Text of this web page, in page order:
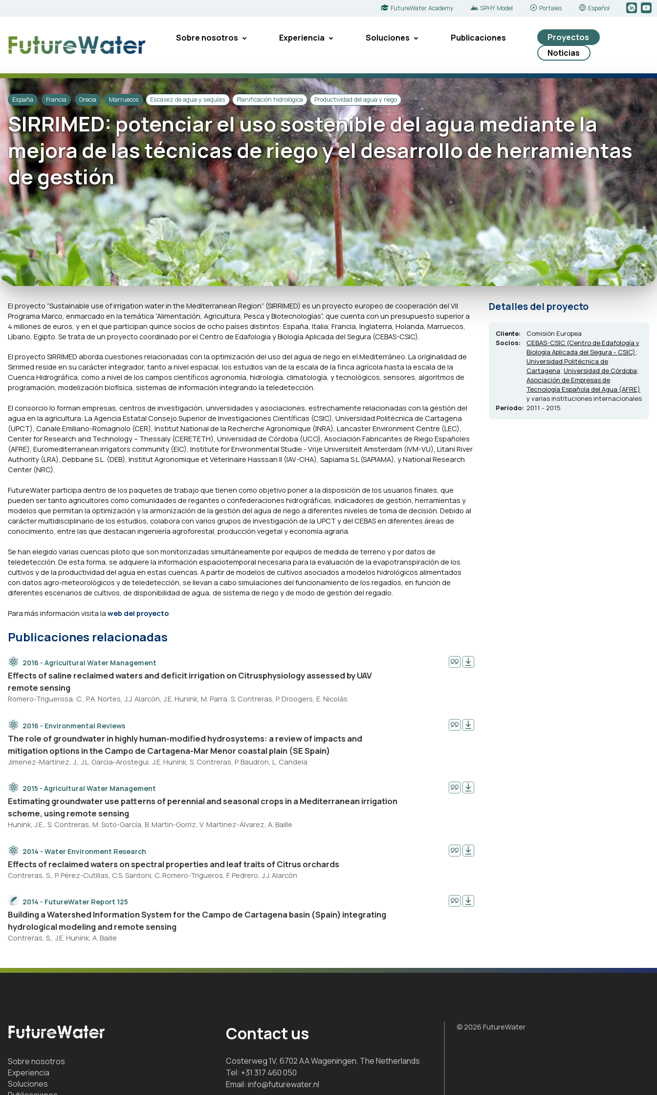
FutureWater Academy SPHY Model Portales Español
Sobre nosotros Experiencia Soluciones Publicaciones
Proyectos
Noticias
España Francia Grecia Marruecos Escasez de agua y sequías Planificación hidrológica Productividad del agua y riego
SIRRIMED: potenciar el uso sostenible del agua mediante la
mejora de las técnicas de riego y el desarrollo de herramientas
de gestión
El proyecto “Sustainable use of irrigation water in the Mediterranean Region” (SIRRIMED) es un proyecto europeo de cooperación del VII
Programa Marco, enmarcado en la temática “Alimentación, Agricultura, Pesca y Biotecnologías”, que cuenta con un presupuesto superior a
4 millones de euros, y en el que participan quince socios de ocho países distintos: España, Italia, Francia, Inglaterra, Holanda, Marruecos,
Líbano, Egipto. Se trata de un proyecto coordinado por el Centro de Edafología y Biología Aplicada del Segura (CEBAS-CSIC).
El proyecto SIRRIMED aborda cuestiones relacionadas con la optimización del uso del agua de riego en el Mediterráneo. La originalidad de
Sirrimed reside en su carácter integrador, tanto a nivel espacial, los estudios van de la escala de la finca agrícola hasta la escala de la
Cuenca Hidrográfica, como a nivel de los campos científicos agronomía, hidrología, climatología, y tecnológicos, sensores, algoritmos de
programación, modelización biofísica, sistemas de información integrando la teledetección.
El consorcio lo forman empresas, centros de investigación, universidades y asociaciones, estrechamente relacionadas con la gestión del
agua en la agricultura: La Agencia Estatal Consejo Superior de Investigaciones Científicas (CSIC), Universidad Politécnica de Cartagena
(UPCT), Canale Emiliano-Romagnolo (CER), Institut National de la Recherche Agronomique (INRA), Lancaster Environment Centre (LEC),
Center for Research and Technology – Thessaly (CERETETH), Universidad de Córdoba (UCO), Asociación Fabricantes de Riego Españoles
(AFRE), Euromediterranean irrigators community (EIC), Institute for Environmental Studie.- Vrije Universiteit Amsterdam (IVM-VU), Litani River
Authority (LRA), Debbane S.L. (DEB), Institut Agronomique et Véterinaire Hasssan II (IAV-CHA), Sapiama S.L (SAPIAMA), y National Research
Center (NRC).
FutureWater participa dentro de los paquetes de trabajo que tienen como objetivo poner a la disposición de los usuarios finales, que
pueden ser tanto agricultores como comunidades de regantes o confederaciones hidrográficas, indicadores de gestión, herramientas y
modelos que permitan la optimización y la armonización de la gestión del agua de riego a diferentes niveles de toma de decisión. Debido al
carácter multidisciplinario de los estudios, colabora con varios grupos de investigación de la UPCT y del CEBAS en diferentes áreas de
conocimiento, entre las que destacan ingeniería agroforestal, producción vegetal y economía agraria.
Se han elegido varias cuencas piloto que son monitorizadas simultáneamente por equipos de medida de terreno y por datos de
teledetección. De esta forma, se adquiere la información espaciotemporal necesaria para la evaluación de la evapotranspiración de los
cultivos y de la productividad del agua en estas cuencas. A partir de modelos de cultivos asociados a modelos hidrológicos alimentados
con datos agro-meteorológicos y de teledetección, se llevan a cabo simulaciones del funcionamiento de los regadíos, en función de
diferentes escenarios de cultivos, de disponibilidad de agua, de sistema de riego y de modo de gestión del regadío.
Para más información visita la web del proyecto
Publicaciones relacionadas
2016 - Agricultural Water Management
Effects of saline reclaimed waters and deficit irrigation on Citrusphysiology assessed by UAV
remote sensing
Romero-Triguerosa, C., P.A. Nortes, J.J. Alarcón, J.E. Hunink, M. Parra, S. Contreras, P. Droogers, E. Nicolás
2016 - Environmental Reviews
The role of groundwater in highly human-modified hydrosystems: a review of impacts and
mitigation options in the Campo de Cartagena-Mar Menor coastal plain (SE Spain)
Jimenez-Martinez, J., J.L. Garcia-Arostegui, J.E. Hunink, S. Contreras, P. Baudron, L. Candela
2015 - Agricultural Water Management
Estimating groundwater use patterns of perennial and seasonal crops in a Mediterranean irrigation
scheme, using remote sensing
Hunink, J.E., S. Contreras, M. Soto-García, B. Martin-Gorriz, V. Martinez-Álvarez, A. Baille
2014 - Water Environment Research
Effects of reclaimed waters on spectral properties and leaf traits of Citrus orchards
Contreras, S., P. Pérez-Cutillas, C.S. Santoni, C. Romero-Trigueros, F. Pedrero, J.J. Alarcón
2014 - FutureWater Report 125
Building a Watershed Information System for the Campo de Cartagena basin (Spain) integrating
hydrological modeling and remote sensing
Contreras, S., J.E. Hunink, A. Baille
Detalles del proyecto
Cliente:
Comisión Europea
Socios:
CEBAS-CSIC (Centro de Edafología y
Biología Aplicada del Segura - CSIC) ;
Universidad Politécnica de
Cartagena; Universidad de Córdoba;
Asociación de Empresas de
Tecnología Española del Agua (AFRE)
y varias instituciones internacionales
Período: 2011 - 2015
Sobre nosotros
Experiencia
Soluciones
Contact us
Costerweg 1V, 6702 AA Wageningen, The Netherlands
Tel: +31 317 460 050
Email:info@futurewater.nl
© 2026 FutureWater